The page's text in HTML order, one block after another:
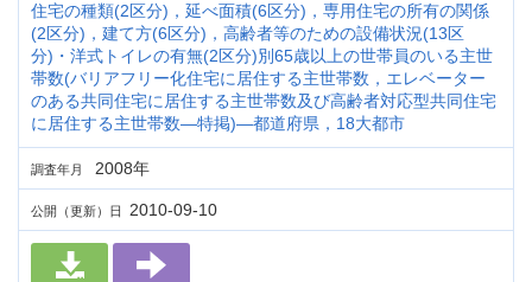
住宅の種類(2区分)，延べ面積(6区分)，専用住宅の所有の関係
(2区分)，建て方(6区分)，高齢者等のための設備状況(13区
分)・洋式トイレの有無(2区分)別65歳以上の世帯員のいる主世
帯数(バリアフリー化住宅に居住する主世帯数，エレベーター
のある共同住宅に居住する主世帯数及び高齢者対応型共同住宅
に居住する主世帯数―特掲)―都道府県，18大都市
調査年月 2008年
公開（更新）日 2010-09-10